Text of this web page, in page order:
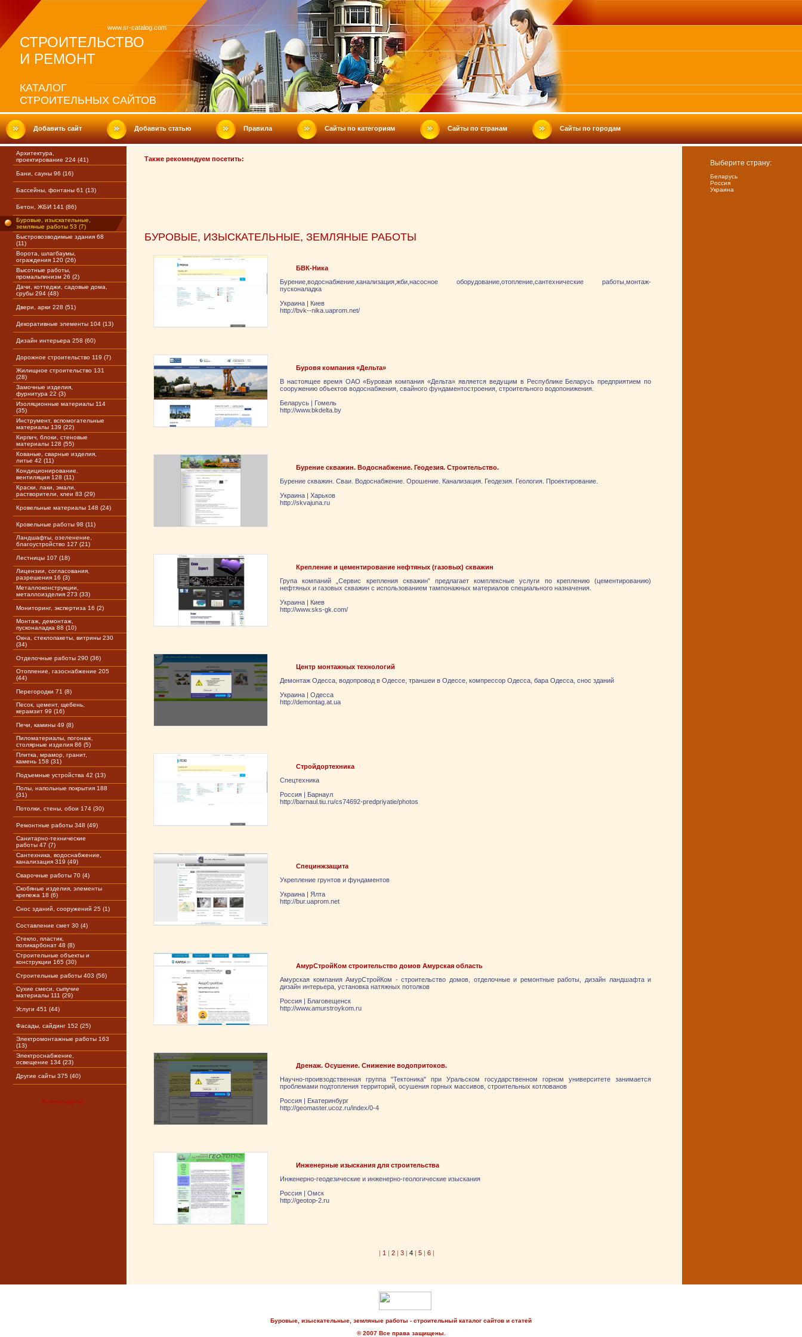
www.sr-catalog.com
СТРОИТЕЛЬСТВО
И РЕМОНТ
КАТАЛОГ
СТРОИТЕЛЬНЫХ САЙТОВ
Добавить сайт Добавить статью Правила Сайты по категориям Сайты по странам Сайты по городам
Архитектура,
проектирование 224 (41)
Бани, сауны 96 (16)
Бассейны, фонтаны 61 (13)
Бетон, ЖБИ 141 (86)
Буровые, изыскательные,
земляные работы 53 (7)
Быстровозводимые здания 68
(11)
Ворота, шлагбаумы,
ограждения 120 (26)
Высотные работы,
промальпинизм 26 (2)
Дачи, коттеджи, садовые дома,
срубы 294 (48)
Двери, арки 228 (51)
Декоративные элементы 104 (13)
Дизайн интерьера 258 (60)
Дорожное строительство 119 (7)
Жилищное строительство 131
(28)
Замочные изделия,
фурнитура 22 (3)
Изоляционные материалы 114
(35)
Инструмент, вспомогательные
материалы 139 (22)
Кирпич, блоки, стеновые
материалы 128 (55)
Кованые, сварные изделия,
литье 42 (11)
Кондиционирование,
вентиляция 128 (11)
Краски, лаки, эмали,
растворители, клеи 83 (29)
Кровельные материалы 148 (24)
Кровельные работы 98 (11)
Ландшафты, озеленение,
благоустройство 127 (21)
Лестницы 107 (18)
Лицензии, согласования,
разрешения 16 (3)
Металлоконструкции,
металлоизделия 273 (33)
Мониторинг, экспертиза 16 (2)
Монтаж, демонтаж,
пусконаладка 88 (10)
Окна, стеклопакеты, витрины 230
(34)
Отделочные работы 290 (36)
Отопление, газоснабжение 205
(44)
Перегородки 71 (8)
Песок, цемент, щебень,
керамзит 99 (16)
Печи, камины 49 (8)
Пиломатериалы, погонаж,
столярные изделия 86 (5)
Плитка, мрамор, гранит,
камень 158 (31)
Подъемные устройства 42 (13)
Полы, напольные покрытия 188
(31)
Потолки, стены, обои 174 (30)
Ремонтные работы 348 (49)
Санитарно-технические
работы 47 (7)
Сантехника, водоснабжение,
канализация 319 (49)
Сварочные работы 70 (4)
Скобяные изделия, элементы
крепежа 18 (6)
Снос зданий, сооружений 25 (1)
Составление смет 30 (4)
Стекло, пластик,
поликарбонат 48 (8)
Строительные объекты и
конструкции 165 (30)
Строительные работы 403 (56)
Сухие смеси, сыпучие
материалы 111 (29)
Услуги 451 (44)
Фасады, сайдинг 152 (25)
Электромонтажные работы 163
(13)
Электроснабжение,
освещение 134 (23)
Другие сайты 375 (40)
Рекомендуем:
Также рекомендуем посетить:
БУРОВЫЕ, ИЗЫСКАТЕЛЬНЫЕ, ЗЕМЛЯНЫЕ РАБОТЫ
БВК-Ника
Бурение,водоснабжение,канализация,жби,насосное оборудование,отопление,сантехнические работы,монтаж-
пусконаладка
Украина | Киев
http://bvk--nika.uaprom.net/
Буровя компания «Дельта»
В настоящее время ОАО «Буровая компания «Дельта» является ведущим в Республике Беларусь предприятием по
сооружению объектов водоснабжения, свайного фундаментостроения, строительного водопонижения.
Беларусь | Гомель
http://www.bkdelta.by
Бурение скважин. Водоснабжение. Геодезия. Строительство.
Бурение скважин. Сваи. Водоснабжение. Орошение. Канализация. Геодезия. Геология. Проектирование.
Украина | Харьков
http://skvajuna.ru
Крепление и цементирование нефтяных (газовых) скважин
Група компаний „Сервис крепления скважин” предлагает комплексные услуги по креплению (цементированию)
нефтяных и газовых скважин с использованием тампонажных материалов специального назначения.
Украина | Киев
http://www.sks-gk.com/
Центр монтажных технологий
Демонтаж Одесса, водопровод в Одессе, траншеи в Одессе, компрессор Одесса, бара Одесса, снос зданий
Украина | Одесса
http://demontag.at.ua
Стройдортехника
Спецтехника
Россия | Барнаул
http://barnaul.tiu.ru/cs74692-predpriyatie/photos
Специнжзащита
Укрепление грунтов и фундаментов
Украина | Ялта
http://bur.uaprom.net
АмурСтройКом строительство домов Амурская область
Амурская компания АмурСтройКом - строительство домов, отделочные и ремонтные работы, дизайн ландшафта и
дизайн интерьера, установка натяжных потолков
Россия | Благовещенск
http://www.amurstroykom.ru
Дренаж. Осушение. Снижение водопритоков.
Научно-проивзодственная группа "Тектоника" при Уральском государственном горном университете занимается
проблемами подтопления территорий, осушения горных массивов, строительных котлованов
Россия | Екатеринбург
http://geomaster.ucoz.ru/index/0-4
Инженерные изыскания для строительства
Инженерно-геодезические и инженерно-геологические изыскания
Россия | Омск
http://geotop-2.ru
| 1 | 2| 3| 4| 5| 6|
Выберите страну:
Беларусь
Россия
Украина
Буровые, изыскательные, земляные работы - строительный каталог сайтов и статей
© 2007 Все права защищены.